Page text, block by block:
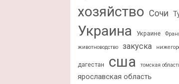
хозяйство Сочи
Украина Украине
животноводство закуска
дагестан сша томская
ярославская область